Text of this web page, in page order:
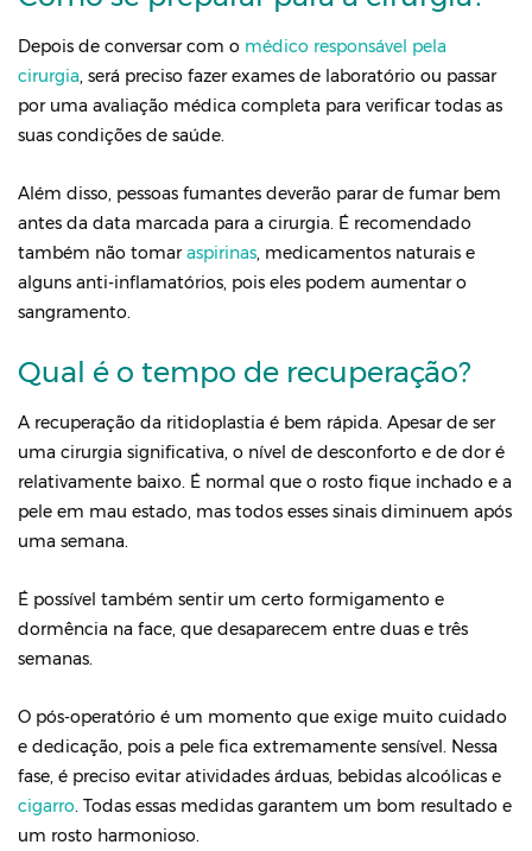
Depois de conversar com o médico responsável pela
cirurgia, será preciso fazer exames de laboratório ou passar
por uma avaliação médica completa para verificar todas as
suas condições de saúde.
Além disso, pessoas fumantes deverão parar de fumar bem
antes da data marcada para a cirurgia. É recomendado
também não tomaraspirinas, medicamentos naturais e
alguns anti-inflamatórios, pois eles podem aumentar o
sangramento.
Qual é o tempo de recuperação?
A recuperação da ritidoplastia é bem rápida. Apesar de ser
uma cirurgia significativa, o nível de desconforto e de dor é
relativamente baixo. É normal que o rosto fique inchado e a
pele em mau estado, mas todos esses sinais diminuem após
uma semana.
É possível também sentir um certo formigamento e
dormência na face, que desaparecem entre duas e três
semanas.
O pós-operatório é um momento que exige muito cuidado
e dedicação, pois a pele fica extremamente sensível. Nessa
fase, é preciso evitar atividades árduas, bebidas alcoólicas e
cigarro. Todas essas medidas garantem um bom resultado e
um rosto harmonioso.